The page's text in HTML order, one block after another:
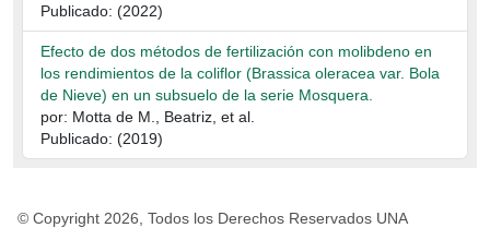
Publicado: (2022)
Efecto de dos métodos de fertilización con molibdeno en
los rendimientos de la coliflor (Brassica oleracea var. Bola
de Nieve) en un subsuelo de la serie Mosquera.
por: Motta de M., Beatriz, et al.
Publicado: (2019)
© Copyright 2026, Todos los Derechos Reservados UNA